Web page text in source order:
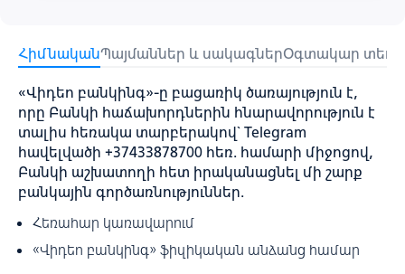
ՀիմնականՊայմաններ և սակագներՕգտակար
«Վիդեո բանկինգ»-ը բացառիկ ծառայություն է,
որը Բանկի հաճախորդներին հնարավորություն է
տալիս հեռակա տարբերակով` Telegram
հավելվածի +37433878700 հեռ. համարի միջոցով,
Բանկի աշխատողի հետ իրականացնել մի շարք
բանկային գործառնություններ.
Հեռահար կառավարում
«Վիդեո բանկինգ» ֆիզիկական անձանց համար